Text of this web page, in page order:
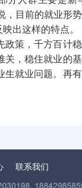
目前的就业形
出这样的特点。
策，千方百计
，稳住就业的
就业问题。再
联系我们